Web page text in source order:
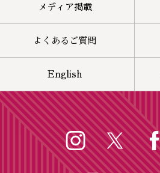
メディア掲載
よくあるご質問
English